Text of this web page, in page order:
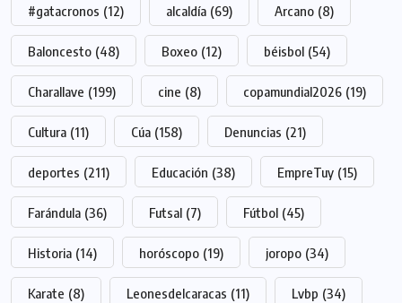
#gatacronos (12) alcaldía (69) Arcano (8)
Baloncesto (48) Boxeo (12) béisbol (54)
Charallave (199) cine (8) copamundial2026 (19)
Cultura (11) Cúa (158) Denuncias (21)
deportes (211) Educación (38) EmpreTuy (15)
Farándula (36) Futsal (7) Fútbol (45)
Historia (14) horóscopo (19) joropo (34)
Karate (8) Leonesdelcaracas (11) Lvbp (34)